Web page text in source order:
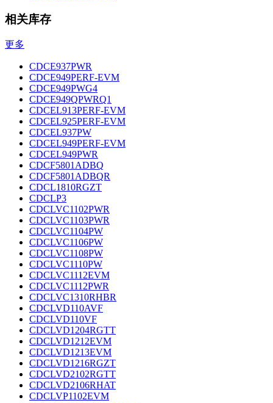
相关库存
更多
CDCE937PWR
CDCE949PERF-EVM
CDCE949PWG4
CDCE949QPWRQ1
CDCEL913PERF-EVM
CDCEL925PERF-EVM
CDCEL937PW
CDCEL949PERF-EVM
CDCEL949PWR
CDCF5801ADBQ
CDCF5801ADBQR
CDCL1810RGZT
CDCLP3
CDCLVC1102PWR
CDCLVC1103PWR
CDCLVC1104PW
CDCLVC1106PW
CDCLVC1108PW
CDCLVC1110PW
CDCLVC1112EVM
CDCLVC1112PWR
CDCLVC1310RHBR
CDCLVD110AVF
CDCLVD110VF
CDCLVD1204RGTT
CDCLVD1212EVM
CDCLVD1213EVM
CDCLVD1216RGZT
CDCLVD2102RGTT
CDCLVD2106RHAT
CDCLVP1102EVM